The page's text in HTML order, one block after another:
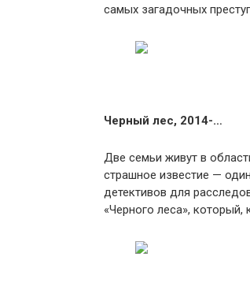
самых загадочных
Черный лес, 2014-…
Две семьи живут в
страшное известие —
детективов для
«Черного леса», который,